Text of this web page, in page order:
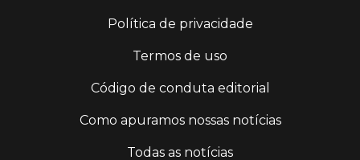
Política de privacidade
Termos de uso
Código de conduta editorial
Como apuramos nossas notícias
Todas as notícias